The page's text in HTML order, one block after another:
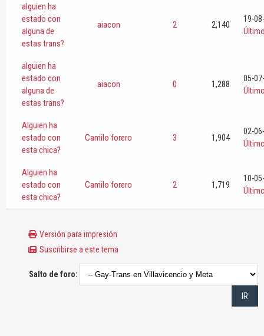
alguien ha
estado con
alguna de
estas trans?
aiacon 2 2,140
19-
alguien ha
estado con
alguna de
estas trans?
aiacon 0 1,288
05-
Alguien ha
estado con
esta chica?
Camilo forero 3 1,904
02-
Alguien ha
estado con
esta chica?
Camilo forero 2 1,719
10-
Versión para impresión
Suscribirse a este tema
Salto de foro: